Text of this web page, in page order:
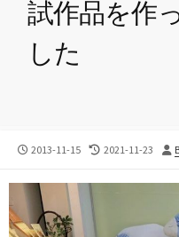
試作品を作
した
公
日
2013-11-15
最
更
2021-11-23